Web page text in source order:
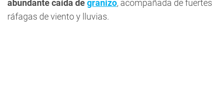
abundante caída degranizo, acompañada de fuertes
ráfagas de viento y lluvias.